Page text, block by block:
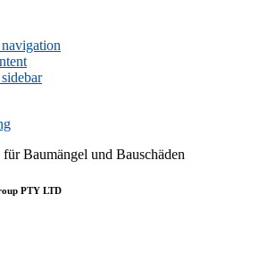
Baumängel und Bauschäden
PTY LTD